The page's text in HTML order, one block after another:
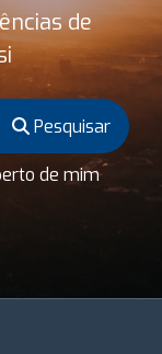
de
Pesquisar
de mim